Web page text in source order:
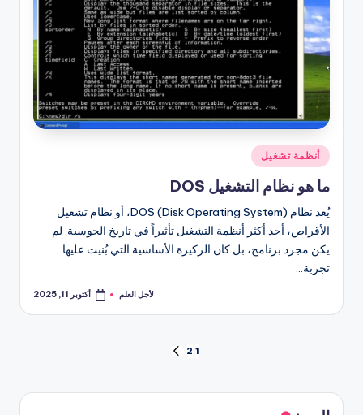
نُشر
في
أنظمة تشغيل
ما هو نظام التشغيل DOS
يُعد نظام DOS (Disk Operating System)، أو نظام تشغيل
الأقراص، أحد أكثر أنظمة التشغيل تأثيراً في تاريخ الحوسبة. لم
يكن مجرد برنامج، بل كان الركيزة الأساسية التي بُنيت عليها
تجربة…
تمّ
بواسطة
لأجل العلم أكتوبر 11, 2025
صفحات
1
2